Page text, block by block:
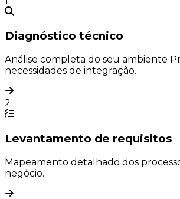
Diagnóstico técnico
Análise completa do seu ambiente
necessidades de integração.
2
Levantamento de requisitos
Mapeamento detalhado dos
negócio.